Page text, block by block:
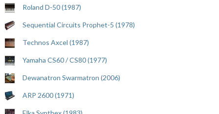
Roland D-50 (1987)
Sequential Circuits Prophet-5 (1978)
Technos Axcel (1987)
Yamaha CS60 / CS80 (1977)
Dewanatron Swarmatron (2006)
ARP 2600 (1971)